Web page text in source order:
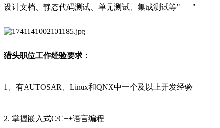
设计文档、静态代码测试、单元测试、集成测试等" "
猎头职位工作经验要求：
1、有AUTOSAR、Linux和QNX中一个及以上开发经验
2. 掌握嵌入式C/C++语言编程